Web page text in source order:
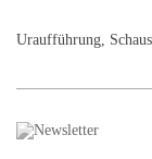
Uraufführung,